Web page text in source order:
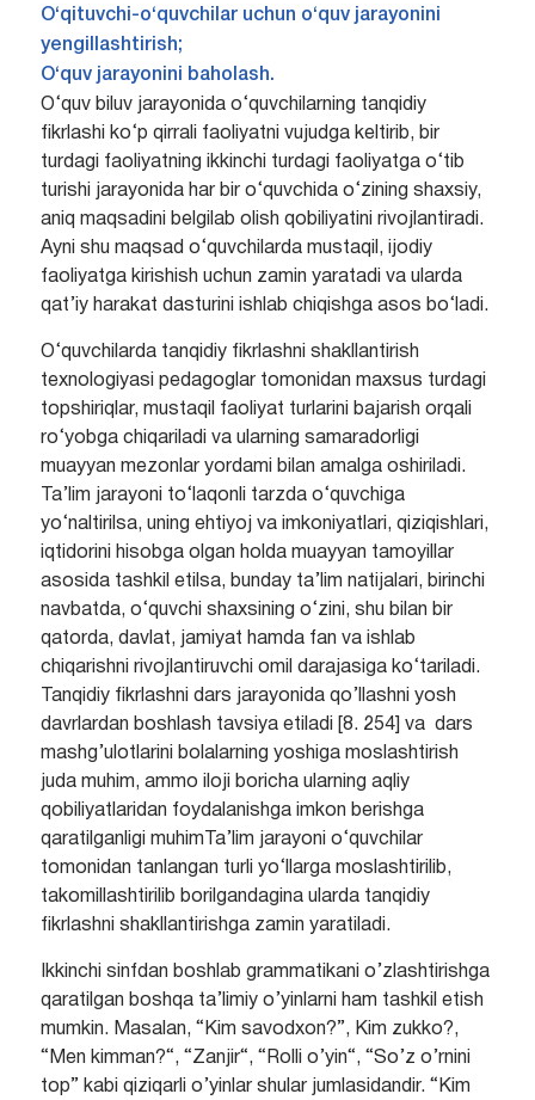
O‘qituvchi-o‘quvchilar uchun o‘quv jarayonini
yengillashtirish;
O‘quv jarayonini baholash.
O‘quv biluv jarayonida o‘quvchilarning tanqidiy
fikrlashi ko‘p qirrali faoliyatni vujudga keltirib, bir
turdagi faoliyatning ikkinchi turdagi faoliyatga o‘tib
turishi jarayonida har bir o‘quvchida o‘zining shaxsiy,
aniq maqsadini belgilab olish qobiliyatini rivojlantiradi.
Ayni shu maqsad o‘quvchilarda mustaqil, ijodiy
faoliyatga kirishish uchun zamin yaratadi va ularda
qat’iy harakat dasturini ishlab chiqishga asos bo‘ladi.
O‘quvchilarda tanqidiy fikrlashni shakllantirish
texnologiyasi pedagoglar tomonidan maxsus turdagi
topshiriqlar, mustaqil faoliyat turlarini bajarish orqali
ro‘yobga chiqariladi va ularning samaradorligi
muayyan mezonlar yordami bilan amalga oshiriladi.
Ta’lim jarayoni to‘laqonli tarzda o‘quvchiga
yo‘naltirilsa, uning ehtiyoj va imkoniyatlari, qiziqishlari,
iqtidorini hisobga olgan holda muayyan tamoyillar
asosida tashkil etilsa, bunday ta’lim natijalari, birinchi
navbatda, o‘quvchi shaxsining o‘zini, shu bilan bir
qatorda, davlat, jamiyat hamda fan va ishlab
chiqarishni rivojlantiruvchi omil darajasiga ko‘tariladi.
Tanqidiy fikrlashni dars jarayonida qo’llashni yosh
davrlardan boshlash tavsiya etiladi [8. 254] va dars
mashg’ulotlarini bolalarning yoshiga moslashtirish
juda muhim, ammo iloji boricha ularning aqliy
qobiliyatlaridan foydalanishga imkon berishga
qaratilganligi muhimTa’lim jarayoni o‘quvchilar
tomonidan tanlangan turli yo‘llarga moslashtirilib,
takomillashtirilib borilgandagina ularda tanqidiy
fikrlashni shakllantirishga zamin yaratiladi.
Ikkinchi sinfdan boshlab grammatikani o’zlashtirishga
qaratilgan boshqa ta’limiy o’yinlarni ham tashkil etish
mumkin. Masalan, “Kim savodxon?”, Kim zukko?,
“Men kimman?“, “Zanjir“, “Rolli o’yin“, “So’z o’rnini
top” kabi qiziqarli o’yinlar shular jumlasidandir. “Kim